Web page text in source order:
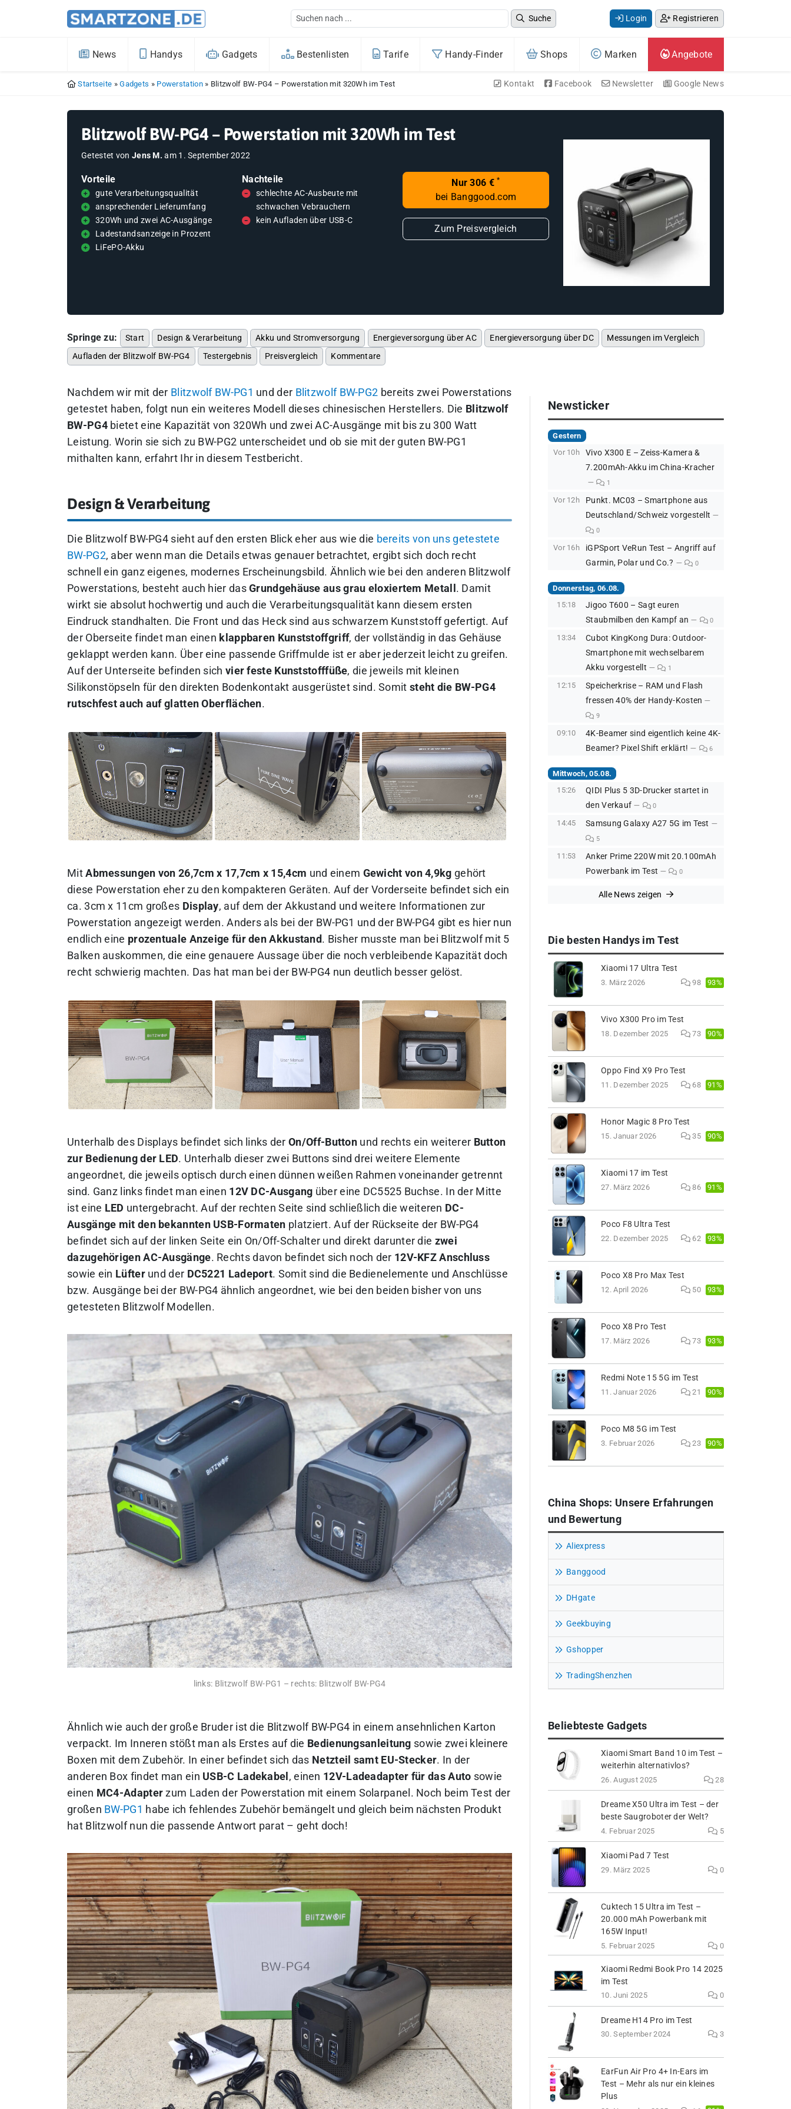
Suche Login Registrieren
News Handys Gadgets Bestenlisten Tarife Handy-Finder Shops Marken Angebote
Startseite »Gadgets » Powerstation» Blitzwolf BW-PG4 – Powerstation mit 320Wh im Test Kontakt Facebook Newsletter Google News
Blitzwolf BW-PG4 – Powerstation mit 320Wh im Test
Getestet von Jens M. am 1. September 2022
Vorteile
gute Verarbeitungsqualität
ansprechender Lieferumfang
320Wh und zwei AC-Ausgänge
Ladestandsanzeige in Prozent
LiFePO-Akku
Nachteile
schlechte AC-Ausbeute mit
schwachen Vebrauchern
kein Aufladen über USB-C
Nur 306 € *
bei Banggood.com
Zum Preisvergleich
Springe zu: Start Design & Verarbeitung Akku und Stromversorgung Energieversorgung über AC Energieversorgung über DC
Messungen im Vergleich
Aufladen der Blitzwolf BW-PG4
Testergebnis Preisvergleich Kommentare
Nachdem wir mit der Blitzwolf BW-PG1 und der Blitzwolf BW-PG2 bereits zwei Powerstations
getestet haben, folgt nun ein weiteres Modell dieses chinesischen Herstellers. Die Blitzwolf
BW-PG4bietet eine Kapazität von 320Wh und zwei AC-Ausgänge mit bis zu 300 Watt
Leistung. Worin sie sich zu BW-PG2 unterscheidet und ob sie mit der guten BW-PG1
mithalten kann, erfahrt Ihr in diesem Testbericht.
Design & Verarbeitung
Die Blitzwolf BW-PG4 sieht auf den ersten Blick eher aus wie die bereits von uns getestete
BW-PG2, aber wenn man die Details etwas genauer betrachtet, ergibt sich doch recht
schnell ein ganz eigenes, modernes Erscheinungsbild. Ähnlich wie bei den anderen Blitzwolf
Powerstations, besteht auch hier dasGrundgehäuse aus grau eloxiertem Metall . Damit
wirkt sie absolut hochwertig und auch die Verarbeitungsqualität kann diesem ersten
Eindruck standhalten. Die Front und das Heck sind aus schwarzem Kunststoff gefertigt. Auf
der Oberseite findet man einen klappbaren Kunststoffgriff, der vollständig in das Gehäuse
geklappt werden kann. Über eine passende Griffmulde ist er aber jederzeit leicht zu greifen.
Auf der Unterseite befinden sich vier feste Kunststofffüße, die jeweils mit kleinen
Silikonstöpseln für den direkten Bodenkontakt ausgerüstet sind. Somit steht die BW-PG4
rutschfest auch auf glatten Oberflächen.
MitAbmessungen von 26,7cm x 17,7cm x 15,4cm und einem Gewicht von 4,9kg gehört
diese Powerstation eher zu den kompakteren Geräten. Auf der Vorderseite befindet sich ein
ca. 3cm x 11cm großes Display, auf dem der Akkustand und weitere Informationen zur
Powerstation angezeigt werden. Anders als bei der BW-PG1 und der BW-PG4 gibt es hier nun
endlich eine prozentuale Anzeige für den Akkustand . Bisher musste man bei Blitzwolf mit 5
Balken auskommen, die eine genauere Aussage über die noch verbleibende Kapazität doch
recht schwierig machten. Das hat man bei der BW-PG4 nun deutlich besser gelöst.
Unterhalb des Displays befindet sich links derOn/Off-Button und rechts ein weiterer Button
zur Bedienung der LED. Unterhalb dieser zwei Buttons sind drei weitere Elemente
angeordnet, die jeweils optisch durch einen dünnen weißen Rahmen voneinander getrennt
sind. Ganz links findet man einen 12V DC-Ausgang über eine DC5525 Buchse. In der Mitte
ist eine LED untergebracht. Auf der rechten Seite sind schließlich die weiteren DC-
Ausgänge mit den bekannten USB-Formaten platziert.Auf der Rückseite der BW-PG4
befindet sich auf der linken Seite ein On/Off-Schalter und direkt darunter die zwei
dazugehörigen AC-Ausgänge. Rechts davon befindet sich noch der 12V-KFZ Anschluss
sowie ein Lüfterund der DC5221 Ladeport. Somit sind die Bedienelemente und Anschlüsse
bzw. Ausgänge bei der BW-PG4 ähnlich angeordnet, wie bei den beiden bisher von uns
getesteten Blitzwolf Modellen.
links: Blitzwolf BW-PG1 – rechts: Blitzwolf BW-PG4
Ähnlich wie auch der große Bruder ist die Blitzwolf BW-PG4 in einem ansehnlichen Karton
verpackt. Im Inneren stößt man als Erstes auf die Bedienungsanleitung sowie zwei kleinere
Boxen mit dem Zubehör. In einer befindet sich das Netzteil samt EU-Stecker. In der
anderen Box findet man ein USB-C Ladekabel , einen 12V-Ladeadapter für das Auto sowie
einen MC4-Adapter zum Laden der Powerstation mit einem Solarpanel. Noch beim Test der
großen BW-PG1 habe ich fehlendes Zubehör bemängelt und gleich beim nächsten Produkt
hat Blitzwolf nun die passende Antwort parat – geht doch!
Newsticker
Gestern
Vor 10h
Vivo X300 E – Zeiss-Kamera &
7.200mAh-Akku im China-Kracher
1
Vor 12h
Punkt. MC03 – Smartphone aus
Deutschland/Schweiz vorgestellt
0
Vor 16h
iGPSport VeRun Test – Angriff auf
Garmin, Polar und Co.?
0
Donnerstag, 06.08.
15:18
Jigoo T600 – Sagt euren
Staubmilben den Kampf an
0
13:34
Cubot KingKong Dura: Outdoor-
Smartphone mit wechselbarem
Akku vorgestellt
1
12:15
Speicherkrise – RAM und Flash
fressen 40% der Handy-Kosten
9
09:10
4K-Beamer sind eigentlich keine 4K-
Beamer? Pixel Shift erklärt!
6
Mittwoch, 05.08.
15:26
QIDI Plus 5 3D-Drucker startet in
den Verkauf
0
14:45 Samsung Galaxy A27 5G im Test
5
11:53
Anker Prime 220W mit 20.100mAh
Powerbank im Test
0
Alle News zeigen
Die besten Handys im Test
Xiaomi 17 Ultra Test
3. März 2026 98 93%
Vivo X300 Pro im Test
18. Dezember 2025 73 90%
Oppo Find X9 Pro Test
11. Dezember 2025 68 91%
Honor Magic 8 Pro Test
15. Januar 2026 35 90%
Xiaomi 17 im Test
27. März 2026 86 91%
Poco F8 Ultra Test
22. Dezember 2025 62 93%
Poco X8 Pro Max Test
12. April 2026 50 93%
Poco X8 Pro Test
17. März 2026 73 93%
Redmi Note 15 5G im Test
11. Januar 2026 21 90%
Poco M8 5G im Test
3. Februar 2026 23 90%
China Shops: Unsere Erfahrungen
und Bewertung
Aliexpress
Banggood
DHgate
Geekbuying
Gshopper
TradingShenzhen
Beliebteste Gadgets
Xiaomi Smart Band 10 im Test –
weiterhin alternativlos?
26. August 2025 28
Dreame X50 Ultra im Test – der
beste Saugroboter der Welt?
4. Februar 2025 5
Xiaomi Pad 7 Test
29. März 2025 0
Cuktech 15 Ultra im Test –
20.000 mAh Powerbank mit
165W Input!
5. Februar 2025 0
Xiaomi Redmi Book Pro 14 2025
im Test
10. Juni 2025 0
Dreame H14 Pro im Test
30. September 2024 3
EarFun Air Pro 4+ In-Ears im
Test – Mehr als nur ein kleines
Plus